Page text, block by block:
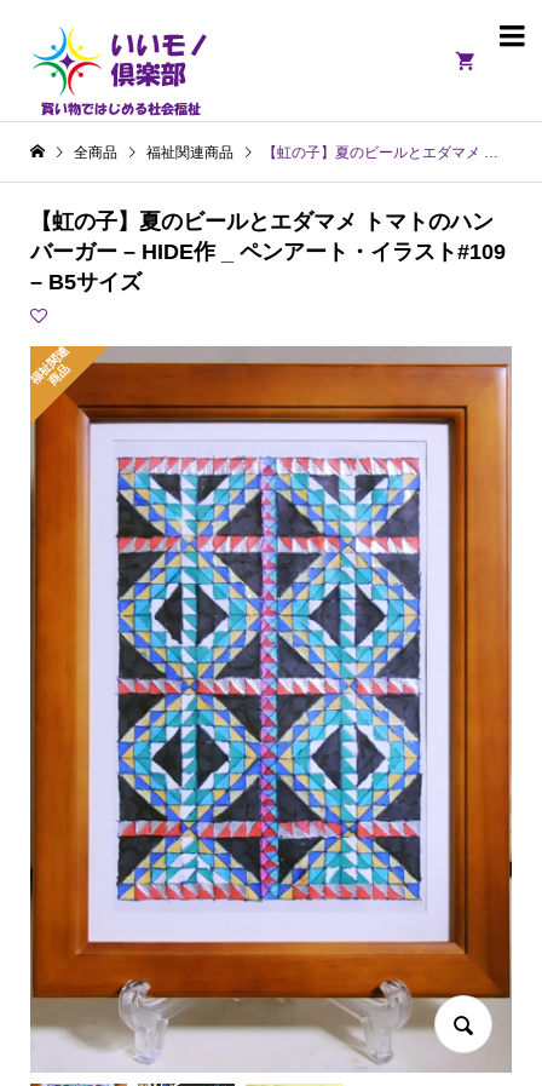

全商品 福祉関連商品 【虹の子】夏のビールとエダマメ トマトのハンバーガー – HIDE作 _ ペンアート・イラスト#109 – B5サイズ
【虹の子】夏のビールとエダマメ トマトのハン
バーガー – HIDE作 _ ペンアート・イラスト#109
– B5サイズ
福
祉
関
連
商
品